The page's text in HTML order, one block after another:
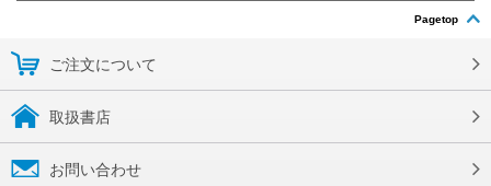
Pagetop
ご注文について
取扱書店
お問い合わせ